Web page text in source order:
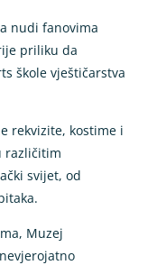
nudi fanovima
priliku da
škole vještičarstva
rekvizite, kostime i
različitim
svijet, od
Muzej